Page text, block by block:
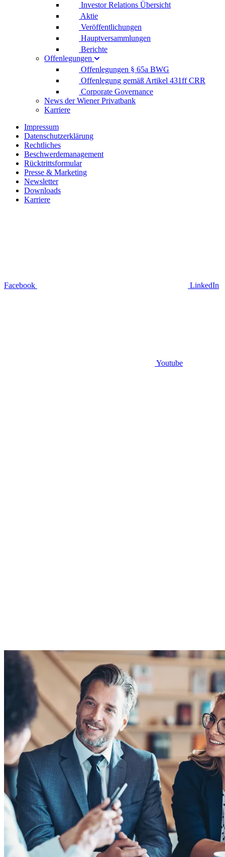
Investor Relations Übersicht
Aktie
Veröffentlichungen
Hauptversammlungen
Berichte
Offenlegungen
Offenlegungen § 65a BWG
Offenlegung gemäß Artikel 431ff CRR
Corporate Governance
News der Wiener Privatbank
Karriere
Impressum
Datenschutzerklärung
Rechtliches
Beschwerdemanagement
Rücktrittsformular
Presse & Marketing
Newsletter
Downloads
Karriere
Facebook LinkedIn
Youtube